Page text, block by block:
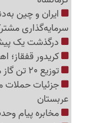
ایران و چین
سرمایه‌گذاری
درگذشت یک
کریدور قفقاز؛
توزیع 20 تن گاز مایع یارانه‌ای در مرز چذابه
جزئیات حملات
عربستان
مخابره پیام وحدت و